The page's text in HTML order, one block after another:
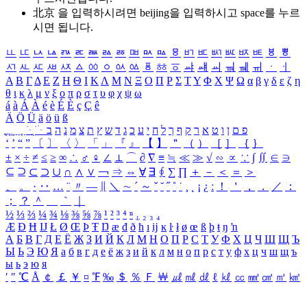
北京 을 입력하시려면 beijing을 입력하시고 space를 누르
시면 됩니다.
ㅥ ㅦ ㅧ ㅨ ㅩ ㅪ ㅫ ㅬ ㅭ ㅮ ㅯ ㅰ ㅱ ㅲ ㅳ ㅴ ㅵ ㅶ ㅷ ㅸ
ㅹ
ㅺ ㅻ ㅼ ㅽ ㅾ ㅿ ㆀ ㆁ ㆂ ㆃ ㆄ ㆅ ㆆ ㆇ ㆈ ㆉ ㆊ ㆋ ㆌ ㆍ
ㆎ
Α Β ΓΔ Ε Ζ Η Θ Ι ΚΛ Μ Ν Ξ Ο Π Ρ Σ ΤΥ Φ Χ Ψ Ω α β γ δ ε ζ η
θ ι κ λ μ ν ξ ο π ρ σ τ υ φ χ ψ ω
á à Á À é è É È ç Ç ê
Ä Ö Ü ä ö ü ß
ִֶֹ ֻּ ׁׂ פ ם ן ו ט א ר ק ף ך ל ח י ע כ ג ד ש ץ ת צ מ נ ה ב
‘ ’ “ ” 〔 〕 〈 〉 「 」 『 』 【 】 ＂ （ ） ［ ］ ｛ ｝
± × ÷ ≠ ≤ ≥ ∞ ∴ ♂ ♀ ∠ ⊥ ⌒ ∂ ∇ ≡ ≒ ≪ ≫ √ ∽ ∝ ∵ ∫ ∬ ∈ ∋
⊆ ⊇ ⊂ ⊃ ∪ ∩ ∧ ∨ ￢ ⇒ ⇔ ∀ ∃ ∮ ∑ ∏ ＋ － ＜ ＝
＞
、
。 · ‥ … ¨ 〃 ― ＼ ∼ ´ ～ ˇ ˘ ˝ ˚ ˙ ¸ ¡ ¿ ː ！ ＇ ， ． ／
：
；
？ ＾ ｀
½ ⅓ ⅔ ¼ ¾ ⅛ ⅜ ⅝ ⅞ ¹ ² ³ ⁴ ⁿ ₁ ₂ ₃ ₄
Æ Ð Ħ Ĳ Ł Ø Œ Þ Ŧ Ŋ æ đ ð ħ ı ĳ ĸ ŀ ł ø œ ß þ ŧ ŋ ŉ
А Б В Г Д Е Ё Ж З И Й К Л М Н О П Р С Т У Ф Х Ц Ч Ш Щ Ъ
Ы Ь Э Ю Я а б в г д е ё ж з и й к л м н о п р с т у ф х ц ч ш щ ъ
ы ь э ю я
′ ″ ℃ Å ￠ ￡ ￥ ¤ ℉ ‰ ＄ ％ Ｆ ￦ ㎕ ㎖ ㎗ ℓ ㎘ ㏄ ㎣ ㎤ ㎥ ㎦